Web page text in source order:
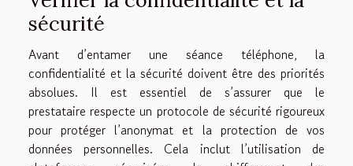
sécurité
Avant d’entamer une séance téléphone, la
confidentialité et la sécurité doivent être des priorités
absolues. Il est essentiel de s’assurer que le
prestataire respecte un protocole de sécurité rigoureux
pour protéger l’anonymat et la protection de vos
données personnelles. Cela inclut l’utilisation de